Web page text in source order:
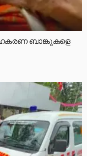
ബാങ്കുകളെ